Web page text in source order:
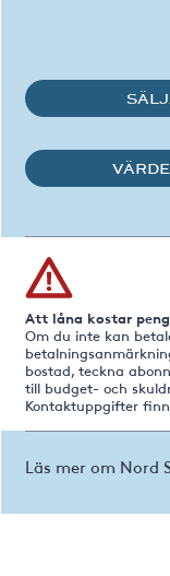
Att låna kostar
Om du inte kan
bostad, teckna
till budget- och
Kontaktuppgifter
Läs mer om Nord